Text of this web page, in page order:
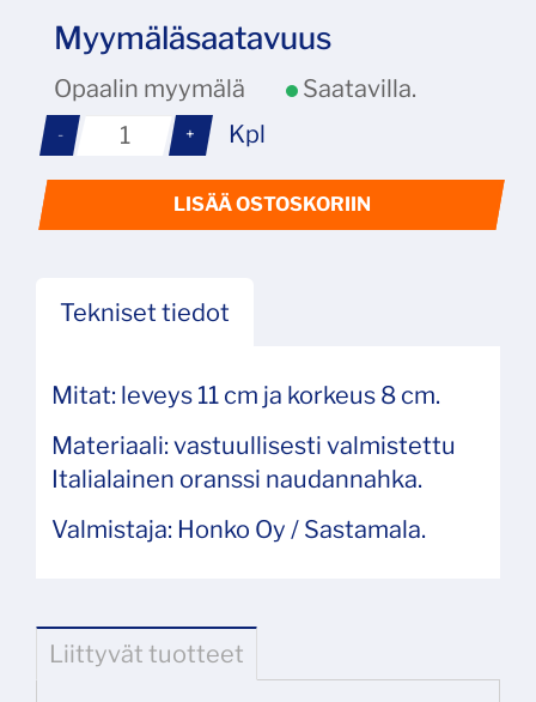
Myymäläsaatavuus
Opaalin myymälä Saatavilla.
- + Kpl
LISÄÄ OSTOSKORIIN
Tekniset tiedot
Mitat: leveys 11 cm ja korkeus 8 cm.
Materiaali: vastuullisesti valmistettu
Italialainen oranssi naudannahka.
Valmistaja: Honko Oy / Sastamala.
Liittyvät tuotteet